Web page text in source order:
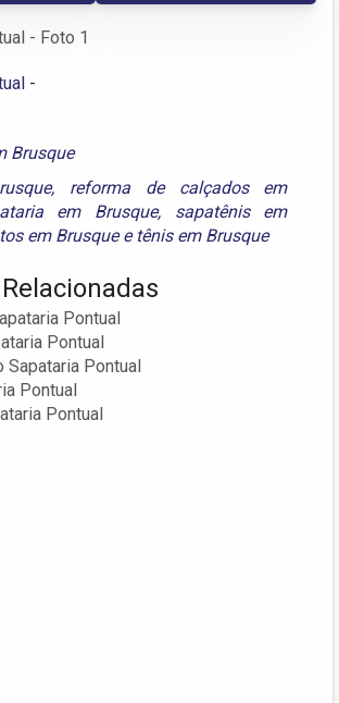
Brusque
, reforma de calçados em
em Brusque, sapatênis em
em Brusquee tênis em Brusque
Pontual
Pontual
Sapataria Pontual
Pontual
Pontual